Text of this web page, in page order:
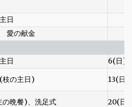
日
愛の献金
日
6(日)
枝の主日) 13(日)
の晩餐)、洗足式
20(日)